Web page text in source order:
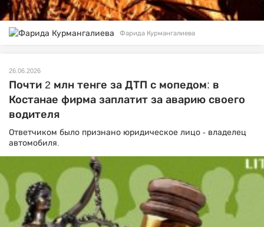
Фарида Курмангалиева
26.06.2026
Почти 2 млн тенге за ДТП с мопедом: в
Костанае фирма заплатит за аварию своего
водителя
Ответчиком было признано юридическое лицо - владелец
автомобиля.